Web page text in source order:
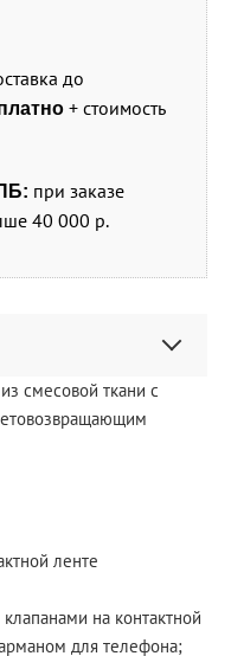
до
+ стоимость
при заказе
40 000 р.
смесовой ткани с
ленте
на контактной
для телефона;